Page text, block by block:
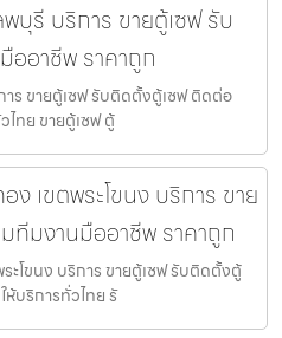
บุรี บริการ ขายตู้เซฟ รับ
อาชีพ ราคาถูก
ร ขายตู้เซฟ รับติดตั้งตู้เซฟ ติดต่อ
ทย ขายตู้เซฟ ตู้
เขตพระโขนง บริการ ขาย
ทีมงานมืออาชีพ ราคาถูก
ะโขนง บริการ ขายตู้เซฟ รับติดตั้งตู้
บริการทั่วไทย รั